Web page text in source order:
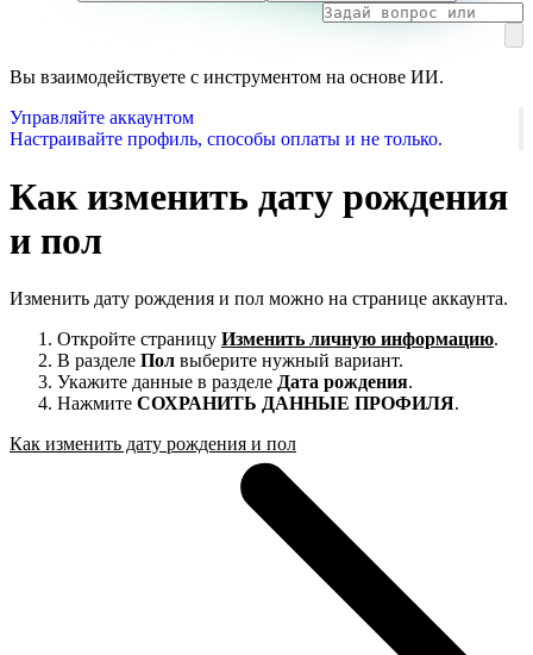
Вы взаимодействуете с инструментом на основе ИИ.
Управляйте аккаунтом
Настраивайте профиль, способы оплаты и не только.
Как изменить дату рождения
и пол
Изменить дату рождения и пол можно на странице аккаунта.
Откройте страницу Изменить личную информацию.
В разделе Пол выберите нужный вариант.
Укажите данные в разделе Дата рождения.
Нажмите СОХРАНИТЬ ДАННЫЕ ПРОФИЛЯ.
Как изменить дату рождения и пол